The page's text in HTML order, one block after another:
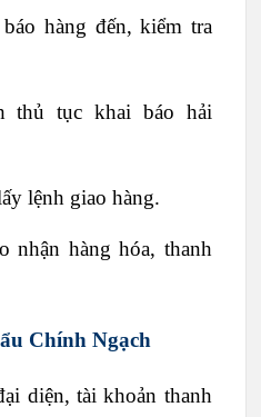
hàng đến, kiểm tra
thủ tục khai báo hải
lệnh giao hàng.
nhận hàng hóa, thanh
Chính Ngạch
diện, tài khoản thanh